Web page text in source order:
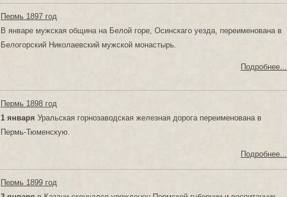
Пермь 1897 год
В январе мужская община на Белой горе, Осинскаго уезда, переименована в
Белогорский Николаевский мужской монастырь.
Подробнее...
Пермь 1898 год
1 января Уральская горнозаводская железная дорога переименована в
Пермь-Тюменскую.
Подробнее...
Пермь 1899 год